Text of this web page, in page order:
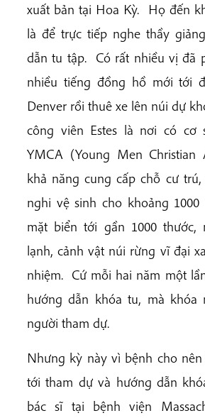
xuất bản tại Hoa Kỳ. Họ đến
là để trực tiếp nghe thầy
dẫn tu tập. Có rất nhiều vị đã
nhiều tiếng đồng hồ mới tới
Denver rồi thuê xe lên núi dự
công viên Estes là nơi có cơ
YMCA (Young Men Christian
khả năng cung cấp chỗ cư
nghi vệ sinh cho khoảng
mặt biển tới gần 1000 thước,
lạnh, cảnh vật núi rừng vĩ đại
nhiệm. Cứ mỗi hai năm một
hướng dẫn khóa tu, mà khóa
người tham dự.
Nhưng kỳ này vì bệnh cho
tới tham dự và hướng dẫn
bác sĩ tại bệnh viện